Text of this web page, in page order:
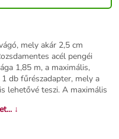
mely akár 2,5 cm
acél pengéi
1,85 m, a maximális,
db fűrészadapter, mely a
lehetővé teszi. A maximális
↓